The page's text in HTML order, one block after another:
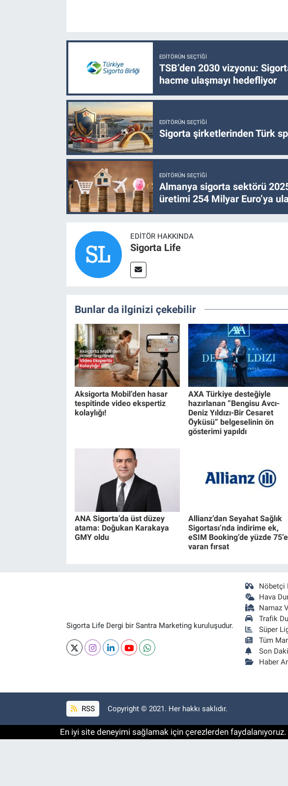
EDITÖRÜN SEÇTIĞI
TSB’den 2030 vizyonu:
hacme ulaşmayı hedefliyor
EDITÖRÜN SEÇTIĞI
Sigorta şirketlerinden Türk
EDITÖRÜN SEÇTIĞI
Almanya sigorta sektörü
üretimi 254 Milyar Euro’ya
EDITÖR HAKKINDA
Sigorta Life
Bunlar da ilginizi çekebilir
Aksigorta Mobil’den hasar
tespitinde video ekspertiz
kolaylığı!
AXA Türkiye desteğiyle
hazırlanan “Bengisu Avcı-
Deniz Yıldızı-Bir Cesaret
Öyküsü” belgeselinin ön
gösterimi yapıldı
ANA Sigorta’da üst düzey
atama: Doğukan Karakaya
GMY oldu
Allianz’dan Seyahat Sağlık
Sigortası’nda indirime ek,
eSIM Booking’de yüzde 75’e
varan fırsat
Sigorta Life Dergi bir Santra Marketing kuruluşudur.
Nöbetçi
Hava
Namaz
Trafik
Süper
Tüm
Son
Haber
RSS Copyright © 2021. Her hakkı saklıdır.
En iyi site deneyimi sağlamak için çerezlerden faydalanıyoruz.